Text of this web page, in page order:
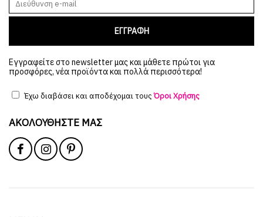
ΕΓΓΡΑΦΗ
Εγγραφείτε στο newsletter μας και μάθετε πρώτοι για
προσφόρες, νέα προϊόντα και πολλά περισσότερα!
Έχω διαβάσει και αποδέχομαι τουςΌροι Χρήσης
ΑΚΟΛΟΥΘΉΣΤΕ ΜΑΣ